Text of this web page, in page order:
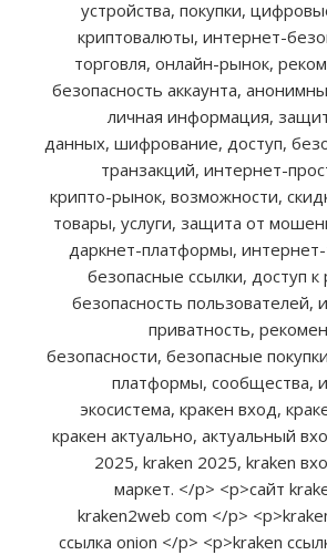
устройства, покупки,
криптовалюты,
торговля, онлайн-
безопасность аккаунта,
личная
данных, шифрование,
транзакций,
крипто-рынок,
товары, услуги, защита
даркнет-платформы,
безопасные ссылки,
безопасность
приватность,
безопасности, безопасные
платформы,
экосистема, кракен
кракен актуально,
2025, kraken 2025,
маркет. </p>
kraken2web com </p>
ссылка onion </p>